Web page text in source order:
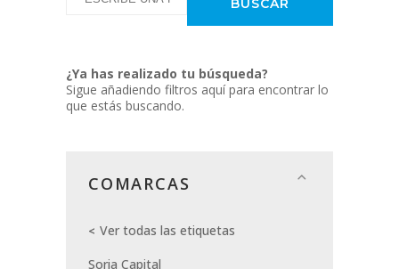
¿Ya has realizado tu búsqueda?
Sigue añadiendo filtros aquí para encontrar lo
que estás buscando.
COMARCAS
Ver todas las etiquetas
Soria Capital